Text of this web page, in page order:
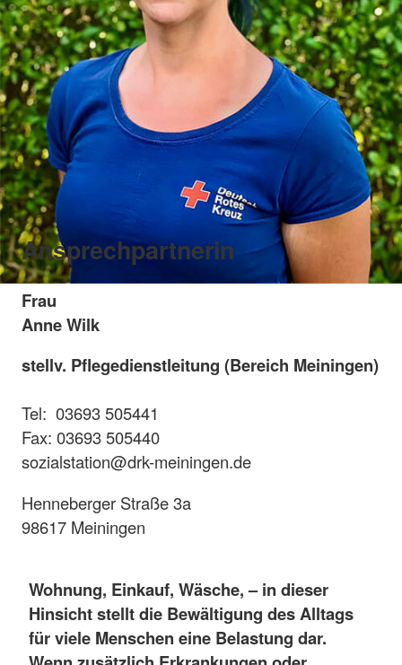
Ansprechpartnerin
Frau
Anne Wilk
stellv. Pflegedienstleitung (Bereich Meiningen)
Tel: 03693 505441
Fax: 03693 505440
sozialstation@drk-meiningen.de
Henneberger Straße 3a
98617 Meiningen
Wohnung, Einkauf, Wäsche, – in dieser
Hinsicht stellt die Bewältigung des Alltags
für viele Menschen eine Belastung dar.